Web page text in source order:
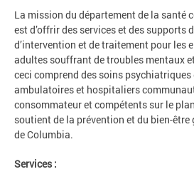
La mission du département de la santé
est d’offrir des services et des supports
d’intervention et de traitement pour les
adultes souffrant de troubles mentaux
ceci comprend des soins psychiatriques
ambulatoires et hospitaliers
consommateur et compétents sur le
soutient de la prévention et du bien-
de Columbia.
Services :